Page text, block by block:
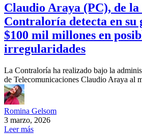
Claudio Araya (PC), de la
Contraloría detecta en su
$100 mil millones en
irregularidades
La Contraloría ha realizado bajo la
de Telecomunicaciones Claudio Araya al
Romina Gelsom
3 marzo, 2026
Leer más